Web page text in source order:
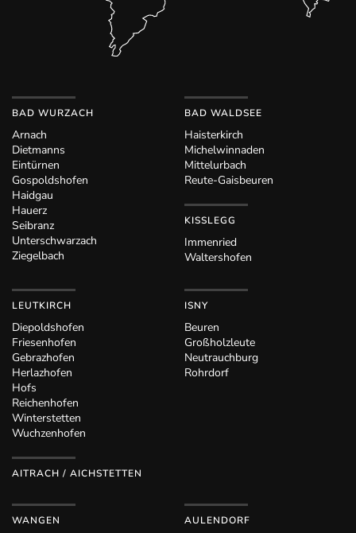
BAD WURZACH
Arnach
Dietmanns
Eintürnen
Gospoldshofen
Haidgau
Hauerz
Seibranz
Unterschwarzach
Ziegelbach
BAD WALDSEE
Haisterkirch
Michelwinnaden
Mittelurbach
Reute-Gaisbeuren
KISSLEGG
Immenried
Waltershofen
LEUTKIRCH
Diepoldshofen
Friesenhofen
Gebrazhofen
Herlazhofen
Hofs
Reichenhofen
Winterstetten
Wuchzenhofen
AITRACH / AICHSTETTEN
ISNY
Beuren
Großholzleute
Neutrauchburg
Rohrdorf
WANGEN AULENDORF